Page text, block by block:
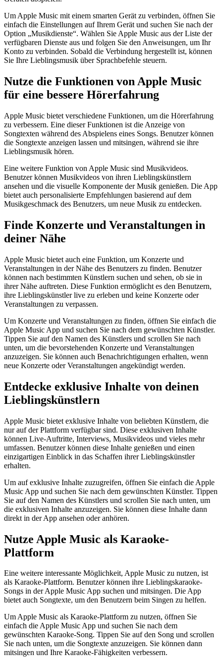
Um Apple Music mit einem smarten Gerät zu verbinden, öffnen Sie
einfach die Einstellungen auf Ihrem Gerät und suchen Sie nach der
Option „Musikdienste“. Wählen Sie Apple Music aus der Liste der
verfügbaren Dienste aus und folgen Sie den Anweisungen, um Ihr
Konto zu verbinden. Sobald die Verbindung hergestellt ist, können
Sie Ihre Lieblingsmusik über Sprachbefehle steuern.
Nutze die Funktionen von Apple Music
für eine bessere Hörerfahrung
Apple Music bietet verschiedene Funktionen, um die Hörerfahrung
zu verbessern. Eine dieser Funktionen ist die Anzeige von
Songtexten während des Abspielens eines Songs. Benutzer können
die Songtexte anzeigen lassen und mitsingen, während sie ihre
Lieblingsmusik hören.
Eine weitere Funktion von Apple Music sind Musikvideos.
Benutzer können Musikvideos von ihren Lieblingskünstlern
ansehen und die visuelle Komponente der Musik genießen. Die App
bietet auch personalisierte Empfehlungen basierend auf dem
Musikgeschmack des Benutzers, um neue Musik zu entdecken.
Finde Konzerte und Veranstaltungen in
deiner Nähe
Apple Music bietet auch eine Funktion, um Konzerte und
Veranstaltungen in der Nähe des Benutzers zu finden. Benutzer
können nach bestimmten Künstlern suchen und sehen, ob sie in
ihrer Nähe auftreten. Diese Funktion ermöglicht es den Benutzern,
ihre Lieblingskünstler live zu erleben und keine Konzerte oder
Veranstaltungen zu verpassen.
Um Konzerte und Veranstaltungen zu finden, öffnen Sie einfach die
Apple Music App und suchen Sie nach dem gewünschten Künstler.
Tippen Sie auf den Namen des Künstlers und scrollen Sie nach
unten, um die bevorstehenden Konzerte und Veranstaltungen
anzuzeigen. Sie können auch Benachrichtigungen erhalten, wenn
neue Konzerte oder Veranstaltungen angekündigt werden.
Entdecke exklusive Inhalte von deinen
Lieblingskünstlern
Apple Music bietet exklusive Inhalte von beliebten Künstlern, die
nur auf der Plattform verfügbar sind. Diese exklusiven Inhalte
können Live-Auftritte, Interviews, Musikvideos und vieles mehr
umfassen. Benutzer können diese Inhalte genießen und einen
einzigartigen Einblick in das Schaffen ihrer Lieblingskünstler
erhalten.
Um auf exklusive Inhalte zuzugreifen, öffnen Sie einfach die Apple
Music App und suchen Sie nach dem gewünschten Künstler. Tippen
Sie auf den Namen des Künstlers und scrollen Sie nach unten, um
die exklusiven Inhalte anzuzeigen. Sie können diese Inhalte dann
direkt in der App ansehen oder anhören.
Nutze Apple Music als Karaoke-
Plattform
Eine weitere interessante Möglichkeit, Apple Music zu nutzen, ist
als Karaoke-Plattform. Benutzer können ihre Lieblingskaraoke-
Songs in der Apple Music App suchen und mitsingen. Die App
bietet auch Songtexte, um den Benutzern beim Singen zu helfen.
Um Apple Music als Karaoke-Plattform zu nutzen, öffnen Sie
einfach die Apple Music App und suchen Sie nach dem
gewünschten Karaoke-Song. Tippen Sie auf den Song und scrollen
Sie nach unten, um die Songtexte anzuzeigen. Sie können dann
mitsingen und Ihre Karaoke-Fähigkeiten verbessern.